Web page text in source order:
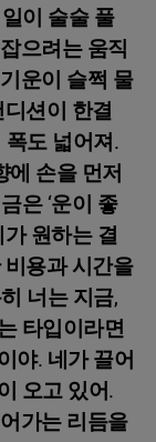
이 술술 풀
으려는 움직
운이 슬쩍 물
션이 한결
도 넓어져.
에 손을 먼저
은 ‘운이 좋
원하는 결
용과 시간을
너는 지금,
타입이라면
야. 네가 끌어
오고 있어.
가는 리듬을